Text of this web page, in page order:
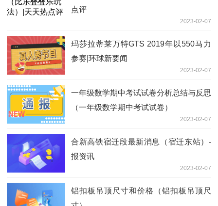
点评
2023-02-07
玛莎拉蒂莱万特GTS 2019年以550马力
参赛|环球新要闻
2023-02-07
一年级数学期中考试试卷分析总结与反思
（一年级数学期中考试试卷）
2023-02-07
合新高铁宿迁段最新消息（宿迁东站）-
报资讯
2023-02-07
铝扣板吊顶尺寸和价格（铝扣板吊顶尺